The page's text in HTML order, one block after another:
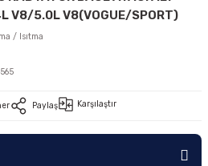
V8/5.0L V8(VOGUE/SPORT)
/ Isıtma
Paylaş Karşılaştır